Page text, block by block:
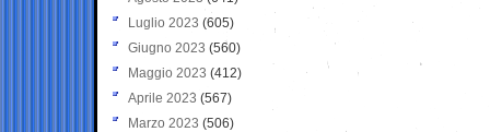
Luglio 2023 (605)
Giugno 2023 (560)
Maggio 2023 (412)
Aprile 2023 (567)
Marzo 2023 (506)